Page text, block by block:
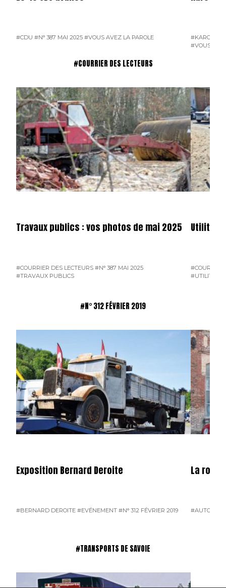
#CDU #N° 387 MAI 2025 #VOUS AVEZ LA PAROLE #KAROSA
#VOUS
#COURRIER DES LECTEURS
Travaux publics : vos photos de mai 2025
#COURRIER DES LECTEURS #N° 387 MAI 2025
#TRAVAUX PUBLICS
#COURRIER
#N° 312 FÉVRIER 2019
Exposition Bernard Deroite
#BERNARD DEROITE #EVÉNEMENT #N° 312 FÉVRIER 2019
La
#AUTOCARS
#TRANSPORTS DE SAVOIE